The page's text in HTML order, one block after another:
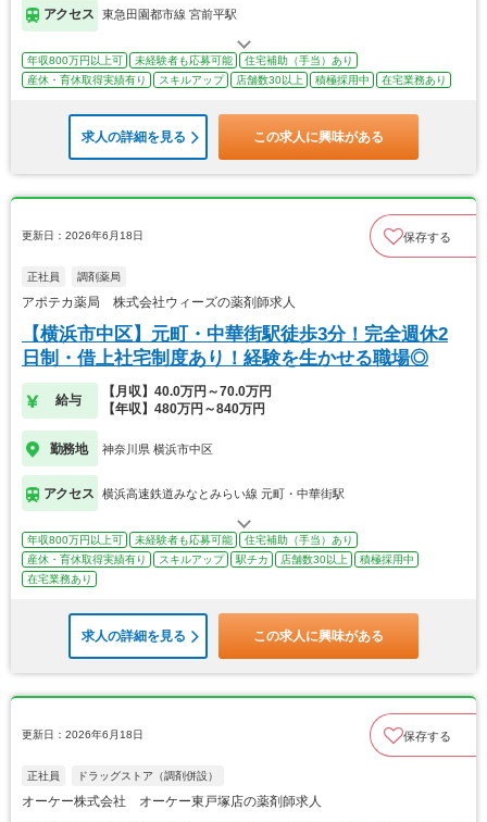
アクセス 東急田園都市線 宮前平駅
年収800万円以上可 未経験者も応募可能
住宅補助（手当）あり
産休・育休取得実績有り
スキルアップ 店舗数30以上 積極採用中 在宅業務あり
求人の詳細を見る この求人に興味がある
更新日：2026年6月18日 保存する
正社員 調剤薬局
アポテカ薬局 株式会社ウィーズの薬剤師求人
【横浜市中区】元町・中華街駅徒歩3分！完全週休2
日制・借上社宅制度あり！経験を生かせる職場◎
給与
【月収】40.0万円～70.0万円
【年収】480万円～840万円
勤務地 神奈川県 横浜市中区
アクセス 横浜高速鉄道みなとみらい線 元町・中華街駅
年収800万円以上可 未経験者も応募可能
住宅補助（手当）あり
産休・育休取得実績有り
スキルアップ 駅チカ 店舗数30以上
積極採用中
在宅業務あり
求人の詳細を見る この求人に興味がある
更新日：2026年6月18日 保存する
正社員 ドラッグストア（調剤併設）
オーケー株式会社 オーケー東戸塚店の薬剤師求人